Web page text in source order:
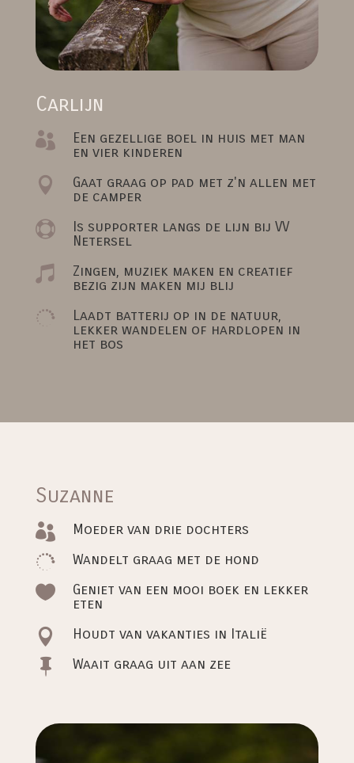
Carlijn

Een gezellige boel in huis met man
en vier kinderen

Gaat graag op pad met z'n allen met
de camper

Is supporter langs de lijn bij VV
Netersel

Zingen, muziek maken en creatief
bezig zijn maken mij blij

Laadt batterij op in de natuur,
lekker wandelen of hardlopen in
het bos
Suzanne
 Moeder van drie dochters
 Wandelt graag met de hond

Geniet van een mooi boek en lekker
eten
 Houdt van vakanties in Italië
 Waait graag uit aan zee